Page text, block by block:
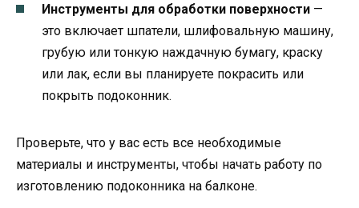
Инструменты для обработки поверхности —
это включает шпатели, шлифовальную машину,
грубую или тонкую наждачную бумагу, краску
или лак, если вы планируете покрасить или
покрыть подоконник.
Проверьте, что у вас есть все необходимые
материалы и инструменты, чтобы начать работу по
изготовлению подоконника на балконе.